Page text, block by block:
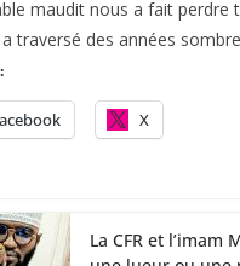
maudit nous a fait perdre
a traversé des années
X
La CFR et l’imam